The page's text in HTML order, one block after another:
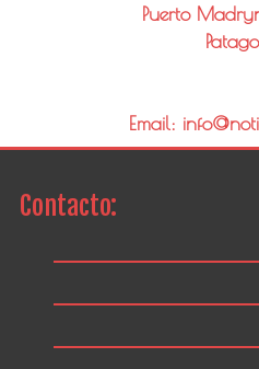
Puerto
Email:
Contacto: